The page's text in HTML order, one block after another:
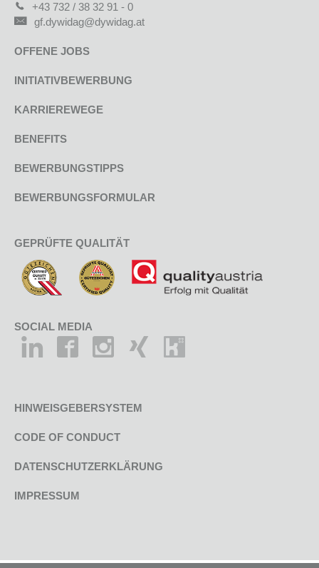
+43 732 / 38 32 91 - 0
gf.dywidag@dywidag.at
OFFENE JOBS
INITIATIVBEWERBUNG
KARRIEREWEGE
BENEFITS
BEWERBUNGSTIPPS
BEWERBUNGSFORMULAR
GEPRÜFTE QUALITÄT
SOCIAL MEDIA
HINWEISGEBERSYSTEM
CODE OF CONDUCT
DATENSCHUTZERKLÄRUNG
IMPRESSUM